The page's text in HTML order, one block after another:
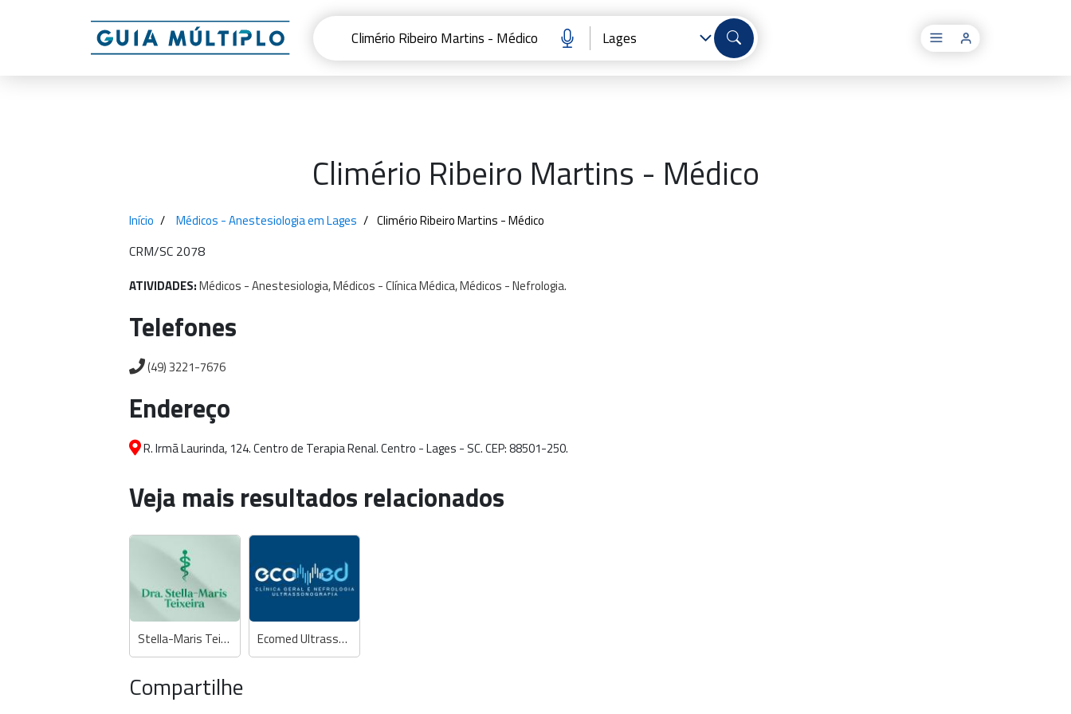
Climério Ribeiro Martins - Médico
Início Médicos - Anestesiologia em Lages Climério Ribeiro Martins - Médico
CRM/SC 2078
ATIVIDADES:Médicos -Anestesiologia,Médicos -ClínicaMédica,Médicos -Nefrologia.
Telefones
(49) 3221-7676
Endereço
R. Irmã Laurinda, 124. Centro de Terapia Renal. Centro - Lages - SC. CEP: 88501-250.
Veja mais resultados relacionados
Stella-Maris Teixeira - Médica Ecomed Ultrassonografia, Clínica Geral e Nefrologia
Compartilhe